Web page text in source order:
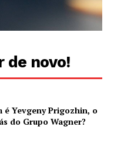
de novo!
é Yevgeny Prigozhin, o
do Grupo Wagner?